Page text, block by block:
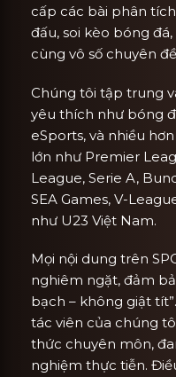
cấp các bài phân
đấu, soi kèo bóng
cùng vô số chuyên
Chúng tôi tập trung
yêu thích như bóng
eSports, và nhiều
lớn như Premier
League, Serie A,
SEA Games, V-
như U23 Việt Nam.
Mọi nội dung trên
nghiêm ngặt, đảm
bạch – không giật
tác viên của chúng
thức chuyên môn,
nghiệm thực tiễn.